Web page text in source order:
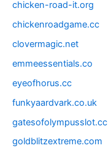
chicken-road-it.org
chickenroadgame.cc
clovermagic.net
emmeessentials.co
eyeofhorus.cc
funkyaardvark.co.uk
gatesofolympusslot.cc
goldblitzextreme.com